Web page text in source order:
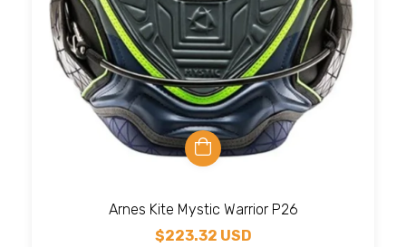
Arnes Kite Mystic Warrior P26
$223.32 USD